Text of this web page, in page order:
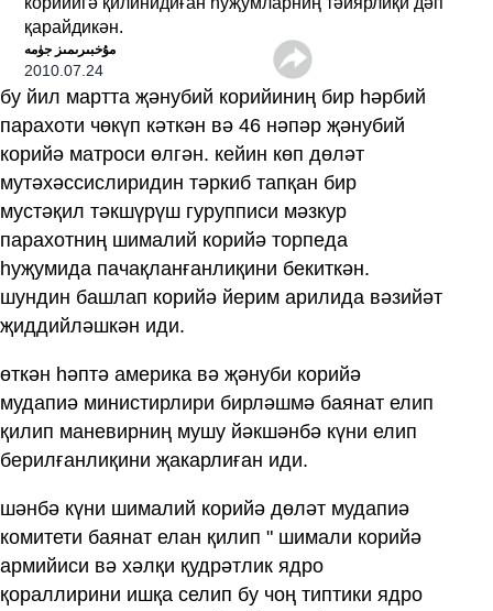
қарайдикән.
ﻣﯘﺧﺒﯩﺮﯨﻤﯩﺰ ﺟﯜﻣﻪ
2010.07.24
бу йил мартта җәнубий корийиниң бир һәрбий
парахоти чөкүп кәткән вә 46 нәпәр җәнубий
корийә матроси өлгән. кейин көп дөләт
мутәхәссислиридин тәркиб тапқан бир
мустәқил тәкшүрүш гурупписи мәзкур
парахотниң шималий корийә торпеда
һуҗумида пачақланғанлиқини бекиткән.
шундин башлап корийә йерим арилида вәзийәт
җиддийләшкән иди.
өткән һәптә америка вә җәнуби корийә
мудапиә министирлири бирләшмә баянат елип
қилип маневирниң мушу йәкшәнбә күни елип
берилғанлиқини җакарлиған иди.
шәнбә күни шималий корийә дөләт мудапиә
комитети баянат елан қилип " шимали корийә
армийиси вә хәлқи қудрәтлик ядро
қораллирини ишқа селип бу чоң типтики ядро